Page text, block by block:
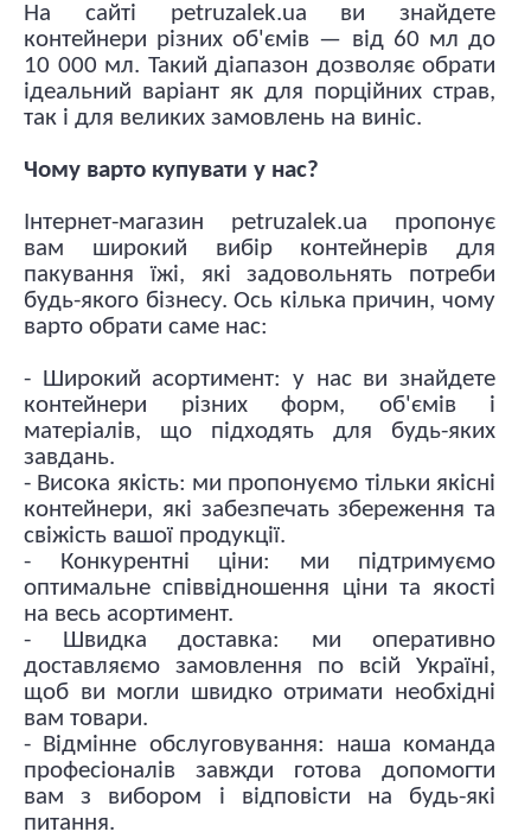
На сайті petruzalek.ua ви знайдете
контейнери різних об'ємів — від 60 мл до
10 000 мл. Такий діапазон дозволяє обрати
ідеальний варіант як для порційних страв,
так і для великих замовлень на виніс.
Чому варто купувати у нас?
Інтернет-магазин petruzalek.ua пропонує
вам широкий вибір контейнерів для
пакування їжі, які задовольнять потреби
будь-якого бізнесу. Ось кілька причин, чому
варто обрати саме нас:
- Широкий асортимент: у нас ви знайдете
контейнери різних форм, об'ємів і
матеріалів, що підходять для будь-яких
завдань.
- Висока якість: ми пропонуємо тільки якісні
контейнери, які забезпечать збереження та
свіжість вашої продукції.
- Конкурентні ціни: ми підтримуємо
оптимальне співвідношення ціни та якості
на весь асортимент.
- Швидка доставка: ми оперативно
доставляємо замовлення по всій Україні,
щоб ви могли швидко отримати необхідні
вам товари.
- Відмінне обслуговування: наша команда
професіоналів завжди готова допомогти
вам з вибором і відповісти на будь-які
питання.